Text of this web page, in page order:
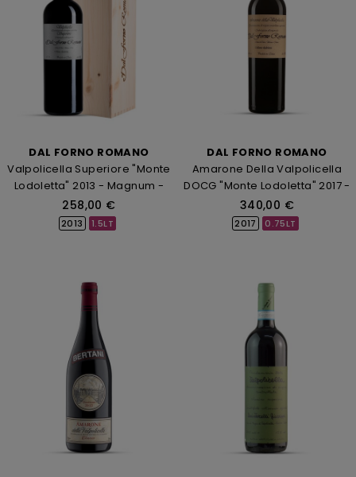
DAL FORNO ROMANO
Valpolicella Superiore "Monte
Lodoletta" 2013 - Magnum -
Cassa...
258,00 €
2013 1.5LT
DAL FORNO ROMANO
Amarone Della Valpolicella
DOCG "Monte Lodoletta" 2017 -
Dal...
340,00 €
2017 0.75LT